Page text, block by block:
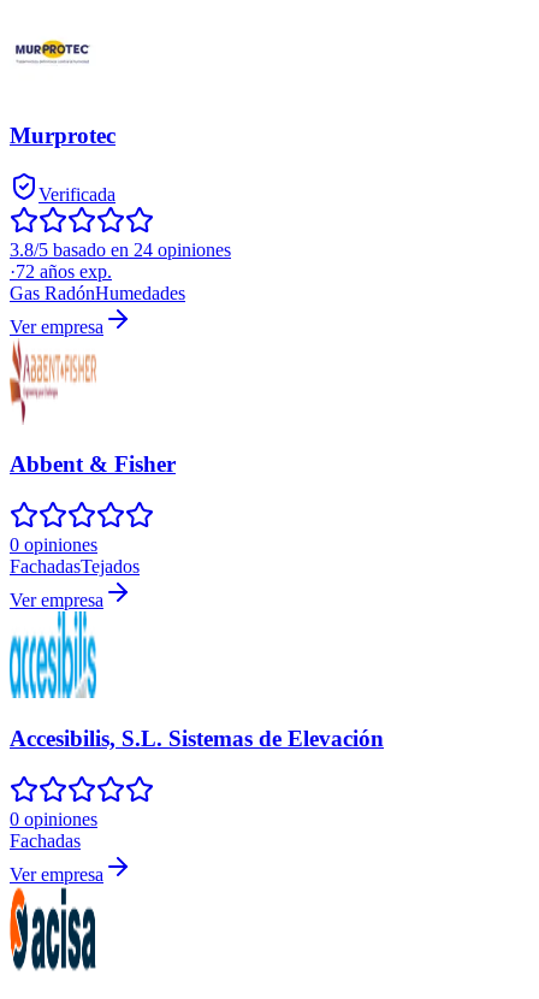
Murprotec
Verificada
3.8/5 basado en 24 opiniones
·72 años exp.
Gas RadónHumedades
Ver empresa
Abbent & Fisher
0 opiniones
FachadasTejados
Ver empresa
Accesibilis, S.L. Sistemas de Elevación
0 opiniones
Fachadas
Ver empresa